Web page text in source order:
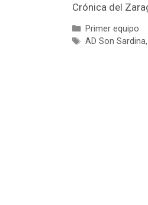
Crónica del
Primer equipo
AD Son Sardina,